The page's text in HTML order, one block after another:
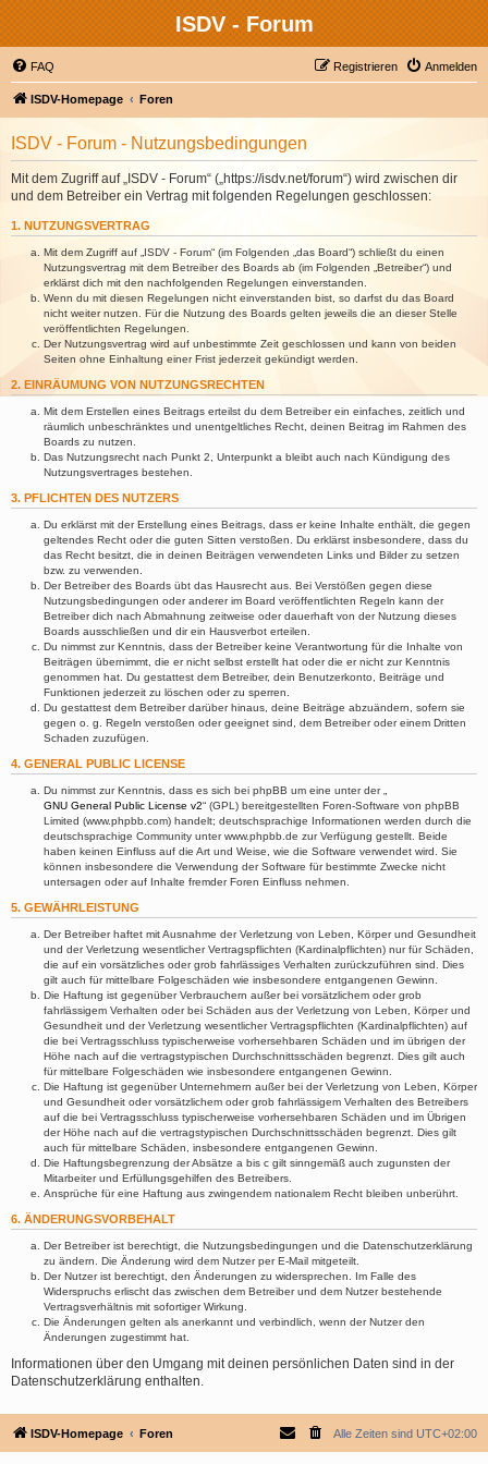
ISDV - Forum
FAQ Anmelden
Registrieren
ISDV-Homepage Foren
ISDV - Forum - Nutzungsbedingungen
Mit dem Zugriff auf „ISDV - Forum“ („https://isdv.net/forum“) wird zwischen dir
und dem Betreiber ein Vertrag mit folgenden Regelungen geschlossen:
1. NUTZUNGSVERTRAG
Mit dem Zugriff auf „ISDV - Forum“ (im Folgenden „das Board“) schließt du einen
Nutzungsvertrag mit dem Betreiber des Boards ab (im Folgenden „Betreiber“) und
erklärst dich mit den nachfolgenden Regelungen einverstanden.
Wenn du mit diesen Regelungen nicht einverstanden bist, so darfst du das Board
nicht weiter nutzen. Für die Nutzung des Boards gelten jeweils die an dieser Stelle
veröffentlichten Regelungen.
Der Nutzungsvertrag wird auf unbestimmte Zeit geschlossen und kann von beiden
Seiten ohne Einhaltung einer Frist jederzeit gekündigt werden.
2. EINRÄUMUNG VON NUTZUNGSRECHTEN
Mit dem Erstellen eines Beitrags erteilst du dem Betreiber ein einfaches, zeitlich und
räumlich unbeschränktes und unentgeltliches Recht, deinen Beitrag im Rahmen des
Boards zu nutzen.
Das Nutzungsrecht nach Punkt 2, Unterpunkt a bleibt auch nach Kündigung des
Nutzungsvertrages bestehen.
3. PFLICHTEN DES NUTZERS
Du erklärst mit der Erstellung eines Beitrags, dass er keine Inhalte enthält, die gegen
geltendes Recht oder die guten Sitten verstoßen. Du erklärst insbesondere, dass du
das Recht besitzt, die in deinen Beiträgen verwendeten Links und Bilder zu setzen
bzw. zu verwenden.
Der Betreiber des Boards übt das Hausrecht aus. Bei Verstößen gegen diese
Nutzungsbedingungen oder anderer im Board veröffentlichten Regeln kann der
Betreiber dich nach Abmahnung zeitweise oder dauerhaft von der Nutzung dieses
Boards ausschließen und dir ein Hausverbot erteilen.
Du nimmst zur Kenntnis, dass der Betreiber keine Verantwortung für die Inhalte von
Beiträgen übernimmt, die er nicht selbst erstellt hat oder die er nicht zur Kenntnis
genommen hat. Du gestattest dem Betreiber, dein Benutzerkonto, Beiträge und
Funktionen jederzeit zu löschen oder zu sperren.
Du gestattest dem Betreiber darüber hinaus, deine Beiträge abzuändern, sofern sie
gegen o. g. Regeln verstoßen oder geeignet sind, dem Betreiber oder einem Dritten
Schaden zuzufügen.
4. GENERAL PUBLIC LICENSE
Du nimmst zur Kenntnis, dass es sich bei phpBB um eine unter der „
GNU General Public License v2“ (GPL) bereitgestellten Foren-Software von phpBB
Limited (www.phpbb.com) handelt; deutschsprachige Informationen werden durch die
deutschsprachige Community unter www.phpbb.de zur Verfügung gestellt. Beide
haben keinen Einfluss auf die Art und Weise, wie die Software verwendet wird. Sie
können insbesondere die Verwendung der Software für bestimmte Zwecke nicht
untersagen oder auf Inhalte fremder Foren Einfluss nehmen.
5. GEWÄHRLEISTUNG
Der Betreiber haftet mit Ausnahme der Verletzung von Leben, Körper und Gesundheit
und der Verletzung wesentlicher Vertragspflichten (Kardinalpflichten) nur für Schäden,
die auf ein vorsätzliches oder grob fahrlässiges Verhalten zurückzuführen sind. Dies
gilt auch für mittelbare Folgeschäden wie insbesondere entgangenen Gewinn.
Die Haftung ist gegenüber Verbrauchern außer bei vorsätzlichem oder grob
fahrlässigem Verhalten oder bei Schäden aus der Verletzung von Leben, Körper und
Gesundheit und der Verletzung wesentlicher Vertragspflichten (Kardinalpflichten) auf
die bei Vertragsschluss typischerweise vorhersehbaren Schäden und im übrigen der
Höhe nach auf die vertragstypischen Durchschnittsschäden begrenzt. Dies gilt auch
für mittelbare Folgeschäden wie insbesondere entgangenen Gewinn.
Die Haftung ist gegenüber Unternehmern außer bei der Verletzung von Leben, Körper
und Gesundheit oder vorsätzlichem oder grob fahrlässigem Verhalten des Betreibers
auf die bei Vertragsschluss typischerweise vorhersehbaren Schäden und im Übrigen
der Höhe nach auf die vertragstypischen Durchschnittsschäden begrenzt. Dies gilt
auch für mittelbare Schäden, insbesondere entgangenen Gewinn.
Die Haftungsbegrenzung der Absätze a bis c gilt sinngemäß auch zugunsten der
Mitarbeiter und Erfüllungsgehilfen des Betreibers.
Ansprüche für eine Haftung aus zwingendem nationalem Recht bleiben unberührt.
6. ÄNDERUNGSVORBEHALT
Der Betreiber ist berechtigt, die Nutzungsbedingungen und die Datenschutzerklärung
zu ändern. Die Änderung wird dem Nutzer per E-Mail mitgeteilt.
Der Nutzer ist berechtigt, den Änderungen zu widersprechen. Im Falle des
Widerspruchs erlischt das zwischen dem Betreiber und dem Nutzer bestehende
Vertragsverhältnis mit sofortiger Wirkung.
Die Änderungen gelten als anerkannt und verbindlich, wenn der Nutzer den
Änderungen zugestimmt hat.
Informationen über den Umgang mit deinen persönlichen Daten sind in der
Datenschutzerklärung enthalten.
ISDV-Homepage Foren Alle Zeiten sind UTC+02:00